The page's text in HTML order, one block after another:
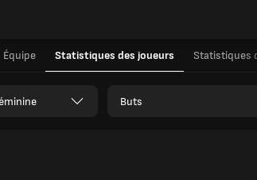
Équipe Statistiques des joueurs Statistiques
Buts